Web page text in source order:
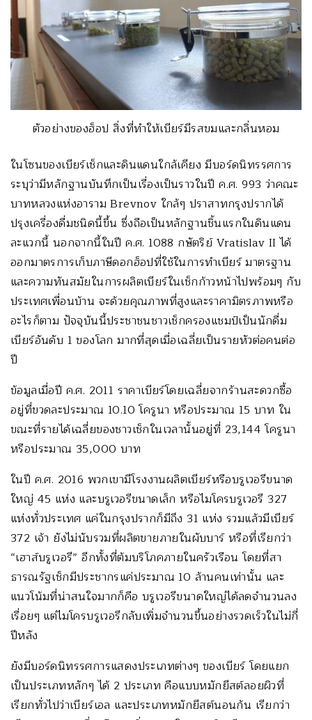
ตัวอย่างของฮ็อป สิ่งที่ทำให้เบียร์มีรสขมและกลิ่นหอม
ในโซนของเบียร์เช็กและดินแดนใกล้เคียง มีบอร์ดนิทรรศการ
ระบุว่ามีหลักฐานบันทึกเป็นเรื่องเป็นราวในปี ค.ศ. 993 ว่าคณะ
บาทหลวงแห่งอาราม Brevnov ใกล้ๆ ปราสาทกรุงปรากได้
ปรุงเครื่องดื่มชนิดนี้ขึ้น ซึ่งถือเป็นหลักฐานชิ้นแรกในดินแดน
ละแวกนี้ นอกจากนี้ในปี ค.ศ. 1088 กษัตริย์Vratislav IIได้
ออกมาตรการเก็บภาษีดอกฮ็อปที่ใช้ในการทำเบียร์ มาตรฐาน
และความทันสมัยในการผลิตเบียร์ในเช็กก้าวหน้าไปพร้อมๆ กับ
ประเทศเพื่อนบ้าน จะด้วยคุณภาพที่สูงและราคามิตรภาพหรือ
อะไรก็ตาม ปัจจุบันนี้ประชาชนชาวเช็กครองแชมป์เป็นนักดื่ม
เบียร์อันดับ 1 ของโลก มากที่สุดเมื่อเฉลี่ยเป็นรายหัวต่อคนต่อ
ปี
ข้อมูลเมื่อปี ค.ศ. 2011 ราคาเบียร์โดยเฉลี่ยจากร้านสะดวกซื้อ
อยู่ที่ขวดละประมาณ 10.10 โครูนา หรือประมาณ 15 บาท ใน
ขณะที่รายได้เฉลี่ยของชาวเช็กในเวลานั้นอยู่ที่ 23,144 โครูนา
หรือประมาณ 35,000 บาท
ในปี ค.ศ. 2016 พวกเขามีโรงงานผลิตเบียร์หรือบรูเวอรีขนาด
ใหญ่ 45 แห่ง และบรูเวอรีขนาดเล็ก หรือไมโครบรูเวอรี 327
แห่งทั่วประเทศ แค่ในกรุงปรากก็มีถึง 31 แห่ง รวมแล้วมีเบียร์
372 เจ้า ยังไม่นับรวมที่ผลิตขายภายในผับบาร์ หรือที่เรียกว่า
“เฮาส์บรูเวอรี” อีกทั้งที่ต้มบริโภคภายในครัวเรือน โดยที่สา
ธารณรัฐเช็กมีประชากรแค่ประมาณ 10 ล้านคนเท่านั้น และ
แนวโน้มที่น่าสนใจมากก็คือ บรูเวอรีขนาดใหญ่ได้ลดจำนวนลง
เรื่อยๆ แต่ไมโครบรูเวอรีกลับเพิ่มจำนวนขึ้นอย่างรวดเร็วในไม่กี่
ปีหลัง
ยังมีบอร์ดนิทรรศการแสดงประเภทต่างๆ ของเบียร์ โดยแยก
เป็นประเภทหลักๆ ได้ 2 ประเภท คือแบบหมักยีสต์ลอยผิวที่
เรียกทั่วไปว่าเบียร์เอล และประเภทหมักยีสต์นอนก้น เรียกว่า